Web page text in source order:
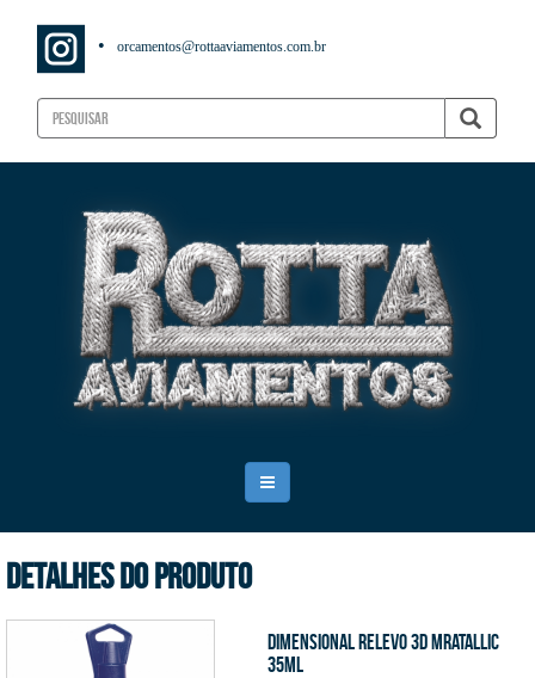
•orcamentos@rottaaviamentos.com.br
DETALHES DO PRODUTO
Dimensional Relevo 3D Mratallic
35ml